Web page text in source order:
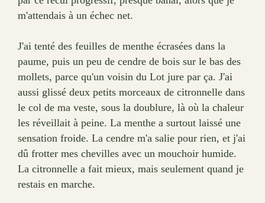
m'attendais à un échec net.
J'ai tenté des feuilles de menthe écrasées dans la
paume, puis un peu de cendre de bois sur le bas des
mollets, parce qu'un voisin du Lot jure par ça. J'ai
aussi glissé deux petits morceaux de citronnelle dans
le col de ma veste, sous la doublure, là où la chaleur
les réveillait à peine. La menthe a surtout laissé une
sensation froide. La cendre m'a salie pour rien, et j'ai
dû frotter mes chevilles avec un mouchoir humide.
La citronnelle a fait mieux, mais seulement quand je
restais en marche.